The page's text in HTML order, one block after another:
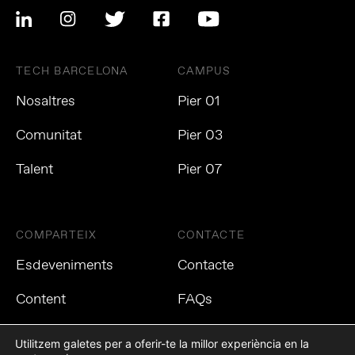
TECH BARCELONA
Nosaltres
Comunitat
Talent
CAMPUS
Pier 01
Pier 03
Pier 07
COMPARTEIX
Esdeveniments
Content
CONTACTE
Contacte
FAQs
Utilitzem galetes per a oferir-te la millor experiència en la